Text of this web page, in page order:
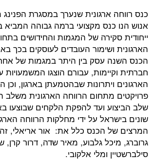
ארגונית שנערך במסגרת הפנינג משאבי
מקצועי ברמה גבוהה המביא בצורה
של המגמות והחידושים בתחום הרווחה
העובדים לעוסקים בכך בארגונים.
עסק בין היתר במגמות של אחריות
עבורם הוצגו המשמעויות עבור
שבהטמעתן בארגון, וכן הוצגו
הרווחה הארגונית משלב התכנון, דרך
ועד להפקת הלקחים שבוצעו בארגונים
על ידי מחלקות הרווחה הארגונית. צוות
הכנס כלל את: אור אריאלי, זהר דרור, נתי
גלבוע, מאיר שדה, דרור קרן, שלי
ומלי אלקובי.